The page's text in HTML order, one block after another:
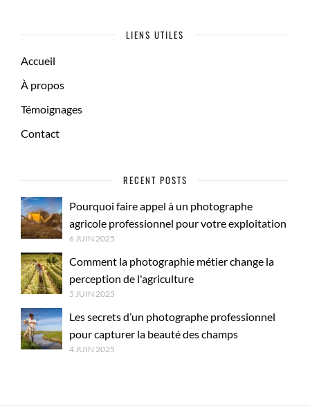
LIENS UTILES
Accueil
À propos
Témoignages
Contact
RECENT POSTS
Pourquoi faire appel à un photographe
agricole professionnel pour votre exploitation
6 JUIN 2025
Comment la photographie métier change la
perception de l'agriculture
5 JUIN 2025
Les secrets d’un photographe professionnel
pour capturer la beauté des champs
4 JUIN 2025